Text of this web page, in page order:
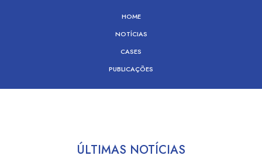
HOME
NOTÍCIAS
CASES
PUBLICAÇÕES
ÚLTIMAS NOTÍCIAS